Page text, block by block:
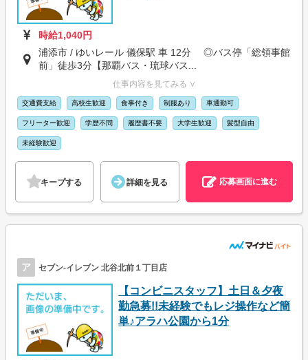
時給1,040円
浦添市 / ゆいレール 儀保駅 車 12分 ◎バス停「総領事館
前」徒歩3分【那覇バス・琉球バス...
仕事内容を見てみる ∨
交通費支給 高校生歓迎 食事付き 制服あり 車通勤可
フリーター歓迎 学歴不問 履歴書不要 大学生歓迎 髪型自由
未経験歓迎
キープする 詳細を見る 応募画面に進む
ア セブン-イレブン 北谷北前１丁目店
【コンビニスタッフ】土日＆夕夜
勤急募!!未経験でもレジ操作など簡
単♪アラハ公園から1分